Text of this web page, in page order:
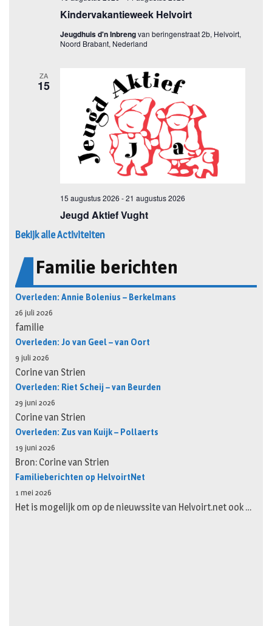
Bekijk alle Activiteiten
Familie berichten
Overleden: Annie Bolenius – Berkelmans
26 juli 2026
familie
Overleden: Jo van Geel – van Oort
9 juli 2026
Corine van Strien
Overleden: Riet Scheij – van Beurden
29 juni 2026
Corine van Strien
Overleden: Zus van Kuijk – Pollaerts
19 juni 2026
Bron: Corine van Strien
Familieberichten op HelvoirtNet
1 mei 2026
Het is mogelijk om op de nieuwssite van Helvoirt.net ook …